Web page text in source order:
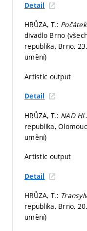
Detail
HRŮZA, T.:
divadlo Brno
republika, Brno,
umění)
Artistic output
Detail
HRŮZA, T.: NAD
republika,
umění)
Artistic output
Detail
HRŮZA, T.:
republika, Brno,
umění)